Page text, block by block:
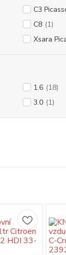
C3
C8 (1)
Xsara
1.6 (18)
3.0 (1)